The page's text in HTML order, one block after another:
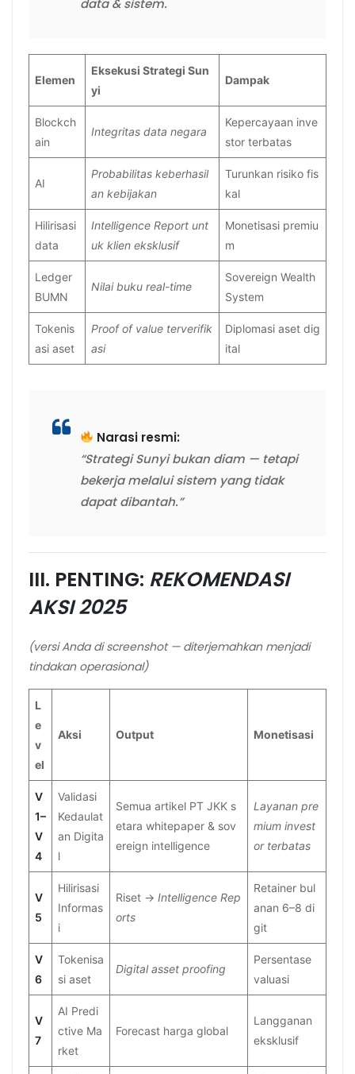
data & sistem.
Elemen
Eksekusi Strategi Sun
yi
Dampak
Blockch
ain
Integritas data negara
Kepercayaan inve
stor terbatas
AI
Probabilitas keberhasil
an kebijakan
Turunkan risiko fis
kal
Hilirisasi
data
Intelligence Report unt
uk klien eksklusif
Monetisasi premiu
m
Ledger
BUMN
Nilai buku real-time
Sovereign Wealth
System
Tokenis
asi aset
Proof of value terverifik
asi
Diplomasi aset dig
ital
Narasi resmi:
“Strategi Sunyi bukan diam — tetapi
bekerja melalui sistem yang tidak
dapat dibantah.”
III. PENTING: REKOMENDASI
AKSI 2025
(versi Anda di screenshot — diterjemahkan menjadi
tindakan operasional)
L
e
v
el
Aksi Output Monetisasi
V
1–
V
4
Validasi
Kedaulat
an Digita
l
Semua artikel PT JKK s
etara whitepaper & sov
ereign intelligence
Layanan pre
mium invest
or terbatas
V
5
Hilirisasi
Informas
i
Riset → Intelligence Rep
orts
Retainer bul
anan 6–8 di
git
V
6
Tokenisa
si aset
Digital asset proofing
Persentase
valuasi
V
7
AI Predi
ctive Ma
rket
Forecast harga global
Langganan
eksklusif